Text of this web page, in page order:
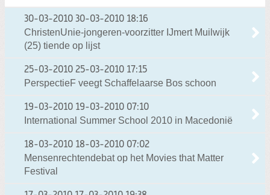
30-03-2010 30-03-2010 18:16
ChristenUnie-jongeren-voorzitter IJmert Muilwijk
(25) tiende op lijst
25-03-2010 25-03-2010 17:15
PerspectieF veegt Schaffelaarse Bos schoon
19-03-2010 19-03-2010 07:10
International Summer School 2010 in Macedonië
18-03-2010 18-03-2010 07:02
Mensenrechtendebat op het Movies that Matter
Festival